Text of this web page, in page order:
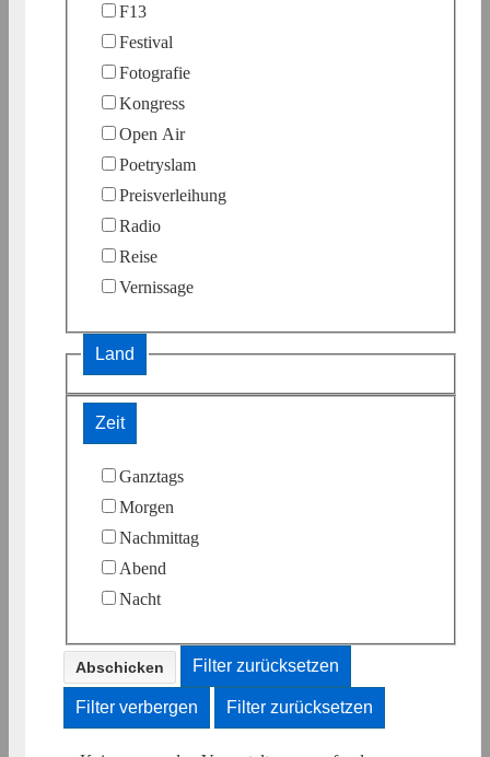
F13
Festival
Fotografie
Kongress
Open Air
Poetryslam
Preisverleihung
Radio
Reise
Vernissage
Land
Zeit
Ganztags
Morgen
Nachmittag
Abend
Nacht
Filter zurücksetzen
Filter verbergen Filter zurücksetzen